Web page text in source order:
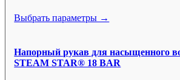
Выбрать параметры →
Напорный рукав для насыщенного
STEAM STAR® 18 BAR